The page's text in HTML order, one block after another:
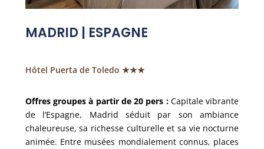
MADRID | ESPAGNE
Hôtel Puerta de Toledo ★★★
Offres groupes à partir de 20 pers :Capitale vibrante
de l’Espagne, Madrid séduit par son ambiance
chaleureuse, sa richesse culturelle et sa vie nocturne
animée. Entre musées mondialement connus, places